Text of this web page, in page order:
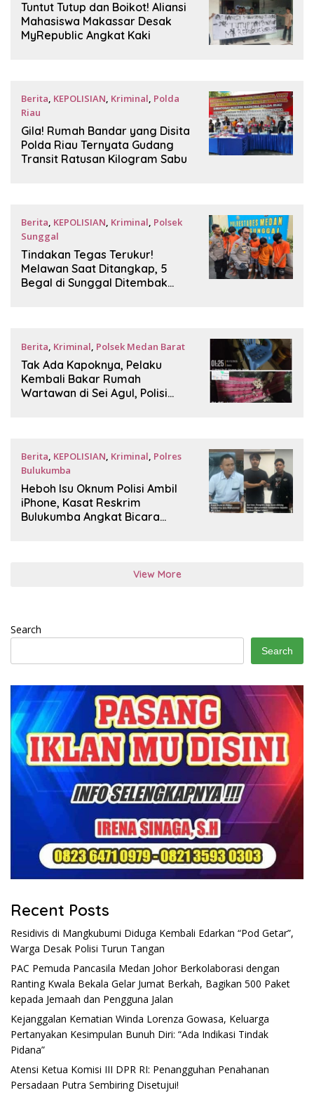
Tuntut Tutup dan Boikot! Aliansi
Mahasiswa Makassar Desak
MyRepublic Angkat Kaki
Berita, KEPOLISIAN, Kriminal, Polda
Riau
December 2, 2025
Gila! Rumah Bandar yang Disita
Polda Riau Ternyata Gudang
Transit Ratusan Kilogram Sabu
Berita, KEPOLISIAN, Kriminal, Polsek
Sunggal
December 1, 2025
Tindakan Tegas Terukur!
Melawan Saat Ditangkap, 5
Begal di Sunggal Ditembak
Berita, Kriminal, Polsek Medan Barat
December 1, 2025
Tak Ada Kapoknya, Pelaku
Kembali Bakar Rumah
Wartawan di Sei Agul, Polisi
Berita, KEPOLISIAN, Kriminal, Polres
Bulukumba
November 30, 2025
Heboh Isu Oknum Polisi Ambil
iPhone, Kasat Reskrim
Bulukumba Angkat Bicara
View More
Search
Search
Recent Posts
Residivis di Mangkubumi Diduga Kembali Edarkan “Pod Getar”,
Warga Desak Polisi Turun Tangan
PAC Pemuda Pancasila Medan Johor Berkolaborasi dengan
Ranting Kwala Bekala Gelar Jumat Berkah, Bagikan 500 Paket
kepada Jemaah dan Pengguna Jalan
Kejanggalan Kematian Winda Lorenza Gowasa, Keluarga
Pertanyakan Kesimpulan Bunuh Diri: “Ada Indikasi Tindak
Pidana”
Atensi Ketua Komisi III DPR RI: Penangguhan Penahanan
Persadaan Putra Sembiring Disetujui!